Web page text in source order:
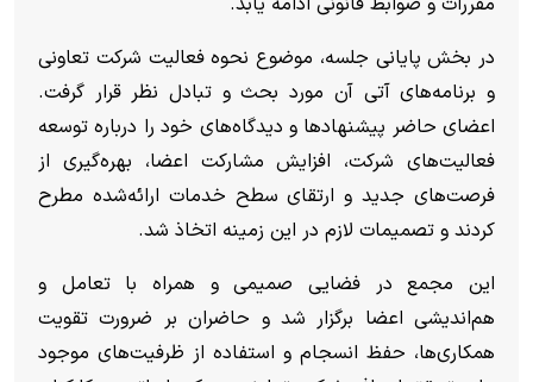
در بخش پایانی جلسه، موضوع نحوه فعالیت شرکت تعاونی
و برنامه‌های آتی آن مورد بحث و تبادل نظر قرار گرفت.
اعضای حاضر پیشنهاد‌ها و دیدگاه‌های خود را درباره توسعه
فعالیت‌های شرکت، افزایش مشارکت اعضا، بهره‌گیری از
فرصت‌های جدید و ارتقای سطح خدمات ارائه‌شده مطرح
کردند و تصمیمات لازم در این زمینه اتخاذ شد.
این مجمع در فضایی صمیمی و همراه با تعامل و
هم‌اندیشی اعضا برگزار شد و حاضران بر ضرورت تقویت
همکاری‌ها، حفظ انسجام و استفاده از ظرفیت‌های موجود